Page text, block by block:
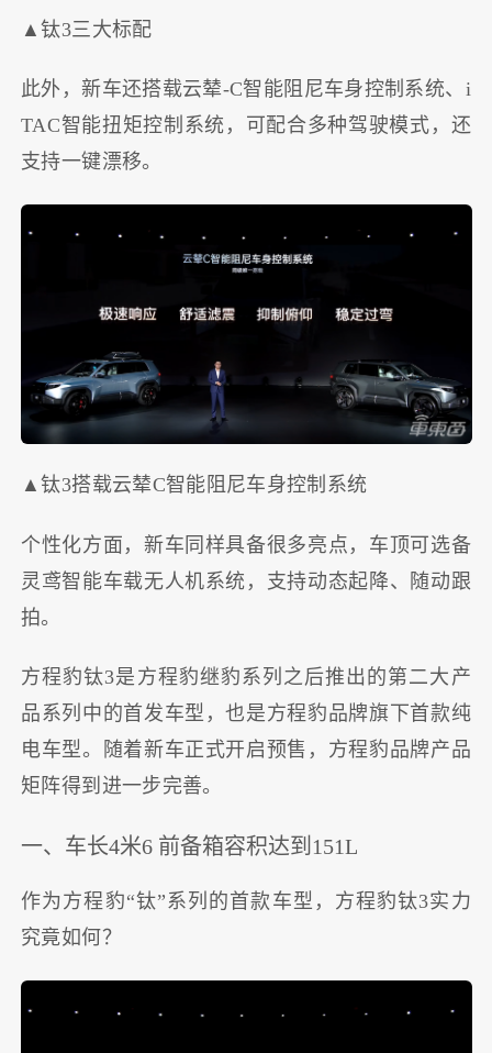
▲钛3三大标配
此外，新车还搭载云辇-C智能阻尼车身控制系统、i
TAC智能扭矩控制系统，可配合多种驾驶模式，还
支持一键漂移。
▲钛3搭载云辇C智能阻尼车身控制系统
个性化方面，新车同样具备很多亮点，车顶可选备
灵鸢智能车载无人机系统，支持动态起降、随动跟
拍。
方程豹钛3是方程豹继豹系列之后推出的第二大产
品系列中的首发车型，也是方程豹品牌旗下首款纯
电车型。随着新车正式开启预售，方程豹品牌产品
矩阵得到进一步完善。
一、车长4米6 前备箱容积达到151L
作为方程豹“钛”系列的首款车型，方程豹钛3实力
究竟如何？